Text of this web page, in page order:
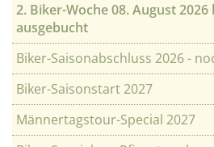
2. Biker-Woche 08. August 2026
ausgebucht
Biker-Saisonabschluss 2026 -
Biker-Saisonstart 2027
Männertagstour-Special 2027